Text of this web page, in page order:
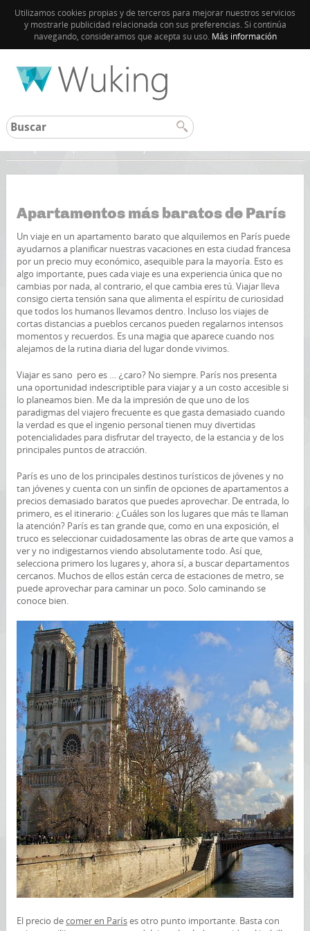
Utilizamos cookies propias y de terceros para mejorar nuestros servicios
y mostrarle publicidad relacionada con sus preferencias. Si continúa
navegando, consideramos que acepta su uso. Más información
Apartamentos más baratos de París
Un viaje en un apartamento barato que alquilemos en París puede
ayudarnos a planificar nuestras vacaciones en esta ciudad francesa
por un precio muy económico, asequible para la mayoría. Esto es
algo importante, pues cada viaje es una experiencia única que no
cambias por nada, al contrario, el que cambia eres tú. Viajar lleva
consigo cierta tensión sana que alimenta el espíritu de curiosidad
que todos los humanos llevamos dentro. Incluso los viajes de
cortas distancias a pueblos cercanos pueden regalarnos intensos
momentos y recuerdos. Es una magia que aparece cuando nos
alejamos de la rutina diaria del lugar donde vivimos.
Viajar es sano pero es … ¿caro? No siempre. París nos presenta
una oportunidad indescriptible para viajar y a un costo accesible si
lo planeamos bien. Me da la impresión de que uno de los
paradigmas del viajero frecuente es que gasta demasiado cuando
la verdad es que el ingenio personal tienen muy divertidas
potencialidades para disfrutar del trayecto, de la estancia y de los
principales puntos de atracción.
París es uno de los principales destinos turísticos de jóvenes y no
tan jóvenes y cuenta con un sinfín de opciones de apartamentos a
precios demasiado baratos que puedes aprovechar. De entrada, lo
primero, es el itinerario: ¿Cuáles son los lugares que más te llaman
la atención? París es tan grande que, como en una exposición, el
truco es seleccionar cuidadosamente las obras de arte que vamos a
ver y no indigestarnos viendo absolutamente todo. Así que,
selecciona primero los lugares y, ahora sí, a buscar departamentos
cercanos. Muchos de ellos están cerca de estaciones de metro, se
puede aprovechar para caminar un poco. Solo caminando se
conoce bien.
El precio decomer en Paríses otro punto importante. Basta con